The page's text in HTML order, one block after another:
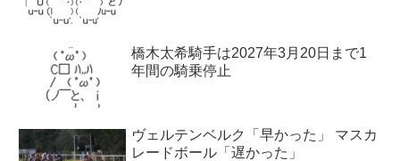
橋木太希騎手は2027年3月20日まで1
年間の騎乗停止
ヴェルテンベルク「早かった」 マスカ
レードボール「遅かった」